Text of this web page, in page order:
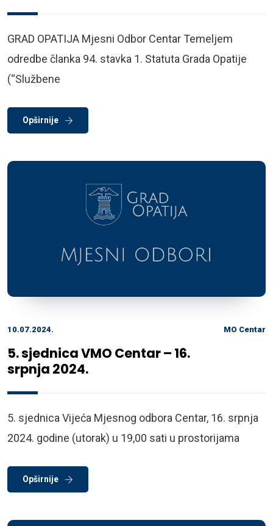
GRAD OPATIJA Mjesni Odbor Centar Temeljem
odredbe članka 94. stavka 1. Statuta Grada Opatije
(“Službene
Opširnije
10.07.2024. MO Centar
5. sjednica VMO Centar – 16.
srpnja 2024.
5. sjednica Vijeća Mjesnog odbora Centar, 16. srpnja
2024. godine (utorak) u 19,00 sati u prostorijama
Opširnije